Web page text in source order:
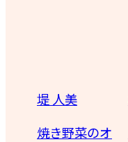
植松 良枝
ぎゅうぎゅう